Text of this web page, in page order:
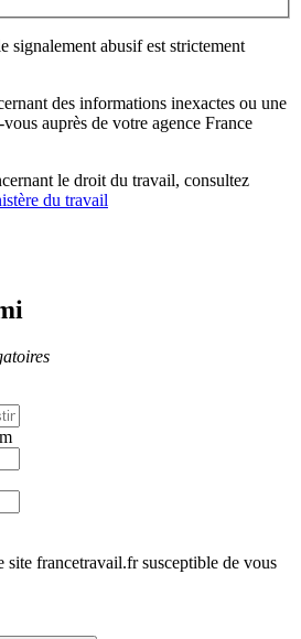
signalement abusif est strictement
des informations inexactes ou une
vous auprès de votre agence France
le droit du travail, consultez
du travail
francetravail.fr susceptible de vous